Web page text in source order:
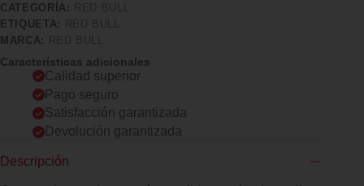
CATEGORÍA:
ETIQUETA:
MARCA:
Características adicionales
Calidad superior
Pago seguro
Satisfacción garantizada
Devolución garantizada
Descripción